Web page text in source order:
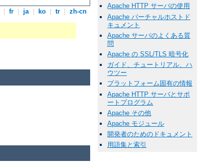
fr ja ko tr zh-cn
Apache HTTP サーバの使用
Apache バーチャルホストド
キュメント
Apache サーバのよくある質
問
Apache の SSL/TLS 暗号化
ガイド、チュートリアル、ハ
ウツー
プラットフォーム固有の情報
Apache HTTP サーバとサポ
ートプログラム
Apache その他
Apache モジュール
開発者のためのドキュメント
用語集と索引